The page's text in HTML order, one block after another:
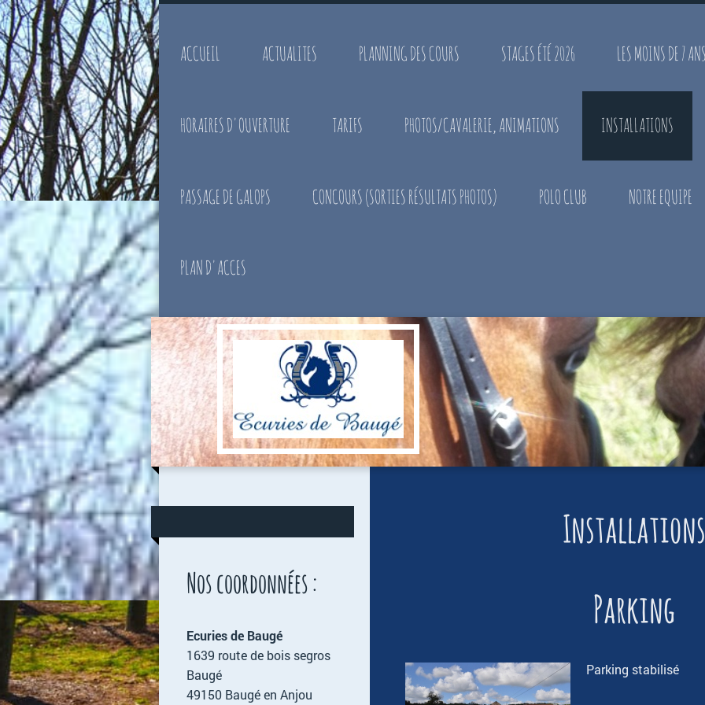
ACCUEIL ACTUALITES PLANNING DES COURS STAGES ÉTÉ 2026 LES MOINS DE 7
HORAIRES D'OUVERTURE TARIFS PHOTOS/CAVALERIE, ANIMATIONS INSTALLATIONS
PASSAGE DE GALOPS CONCOURS (SORTIES RÉSULTATS PHOTOS) POLO CLUB NOTRE EQUIPE
PLAN D'ACCES
Installations
Parking
Parking stabilisé
Nos coordonnées :
Ecuries de Baugé
1639 route de bois segros
Baugé
49150 Baugé en Anjou